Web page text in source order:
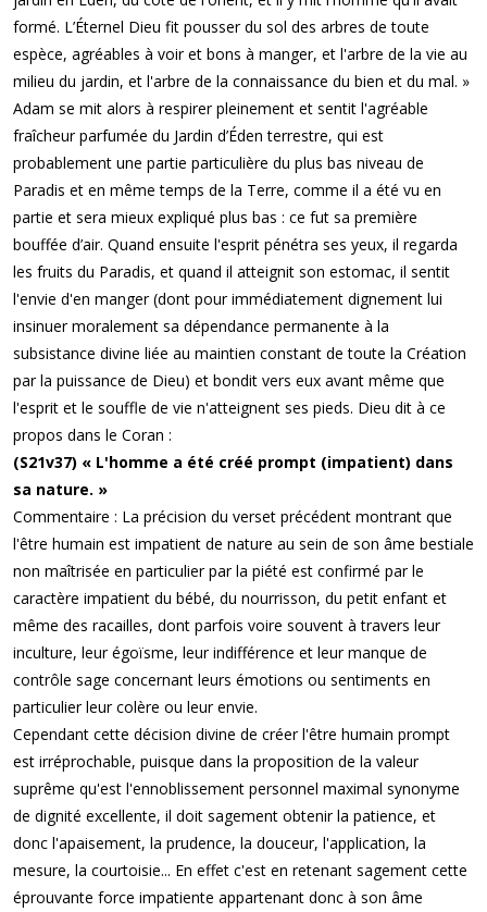
formé. L’Éternel Dieu fit pousser du sol des arbres de toute
espèce, agréables à voir et bons à manger, et l'arbre de la vie au
milieu du jardin, et l'arbre de la connaissance du bien et du mal. »
Adam se mit alors à respirer pleinement et sentit l'agréable
fraîcheur parfumée du Jardin d’Éden terrestre, qui est
probablement une partie particulière du plus bas niveau de
Paradis et en même temps de la Terre, comme il a été vu en
partie et sera mieux expliqué plus bas : ce fut sa première
bouffée d’air. Quand ensuite l'esprit pénétra ses yeux, il regarda
les fruits du Paradis, et quand il atteignit son estomac, il sentit
l'envie d'en manger (dont pour immédiatement dignement lui
insinuer moralement sa dépendance permanente à la
subsistance divine liée au maintien constant de toute la Création
par la puissance de Dieu) et bondit vers eux avant même que
l'esprit et le souffle de vie n'atteignent ses pieds. Dieu dit à ce
propos dans le Coran :
(S21v37) « L'homme a été créé prompt (impatient) dans
sa nature. »
Commentaire : La précision du verset précédent montrant que
l'être humain est impatient de nature au sein de son âme bestiale
non maîtrisée en particulier par la piété est confirmé par le
caractère impatient du bébé, du nourrisson, du petit enfant et
même des racailles, dont parfois voire souvent à travers leur
inculture, leur égoïsme, leur indifférence et leur manque de
contrôle sage concernant leurs émotions ou sentiments en
particulier leur colère ou leur envie.
Cependant cette décision divine de créer l'être humain prompt
est irréprochable, puisque dans la proposition de la valeur
suprême qu'est l'ennoblissement personnel maximal synonyme
de dignité excellente, il doit sagement obtenir la patience, et
donc l'apaisement, la prudence, la douceur, l'application, la
mesure, la courtoisie... En effet c'est en retenant sagement cette
éprouvante force impatiente appartenant donc à son âme